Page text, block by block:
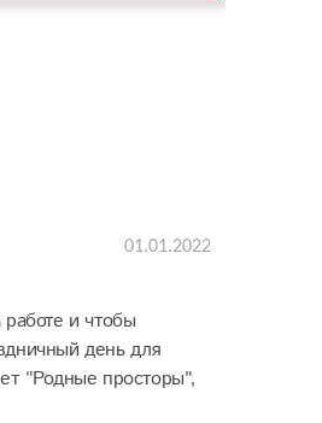
01.01.2022
и чтобы
день для
"Родные просторы",